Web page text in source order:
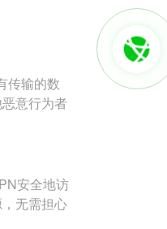
传输的数
意行为者
安全地访
无需担心